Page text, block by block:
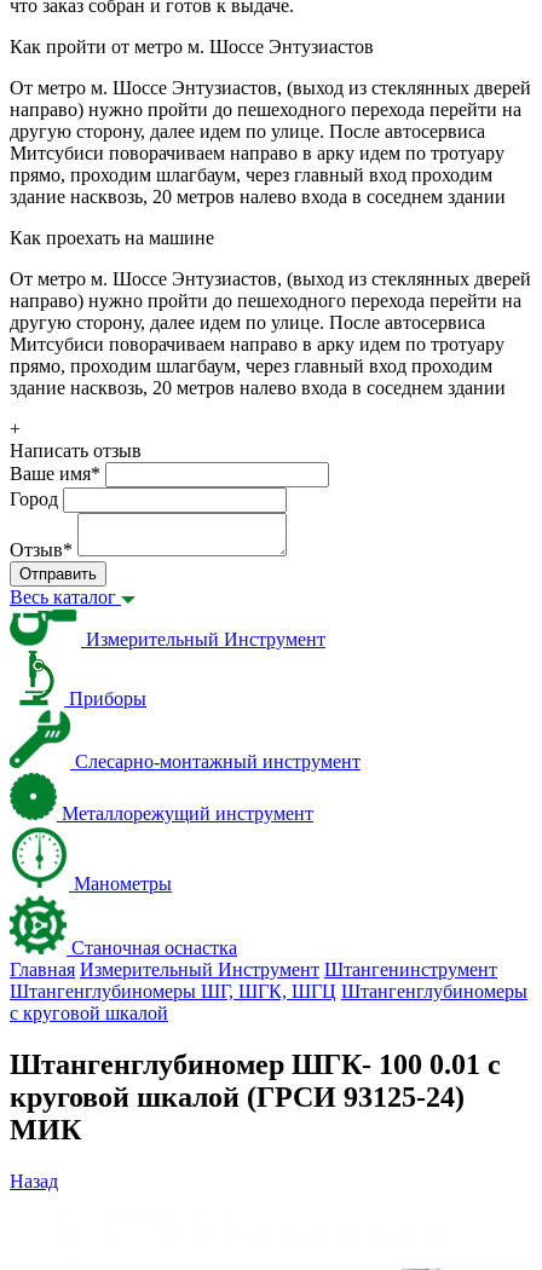
что заказ собран и готов к выдаче.
Как пройти от метро м. Шоссе Энтузиастов
От метро м. Шоссе Энтузиастов, (выход из стеклянных дверей
направо) нужно пройти до пешеходного перехода перейти на
другую сторону, далее идем по улице. После автосервиса
Митсубиси поворачиваем направо в арку идем по тротуару
прямо, проходим шлагбаум, через главный вход проходим
здание насквозь, 20 метров налево входа в соседнем здании
Как проехать на машине
От метро м. Шоссе Энтузиастов, (выход из стеклянных дверей
направо) нужно пройти до пешеходного перехода перейти на
другую сторону, далее идем по улице. После автосервиса
Митсубиси поворачиваем направо в арку идем по тротуару
прямо, проходим шлагбаум, через главный вход проходим
здание насквозь, 20 метров налево входа в соседнем здании
+
Написать отзыв
Ваше имя*
Город
Отзыв*
Отправить
Весь каталог
Измерительный Инструмент
Приборы
Слесарно-монтажный инструмент
Металлорежущий инструмент
Манометры
Станочная оснастка
Главная Измерительный Инструмент Штангенинструмент
Штангенглубиномеры ШГ, ШГК, ШГЦ Штангенглубиномеры
с круговой шкалой
Штангенглубиномер ШГК- 100 0.01 с
круговой шкалой (ГРСИ 93125-24)
МИК
Назад